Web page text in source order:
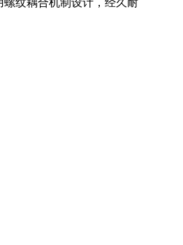
螺纹耦合机制设计，经久耐